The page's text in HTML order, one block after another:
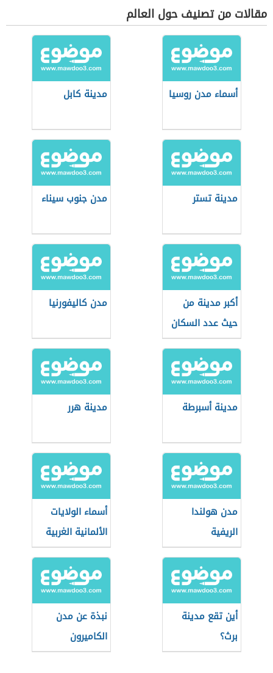
مقالات من تصنيف حول العالم
أسماء مدن روسيا مدينة كابل
مدينة تستر مدن جنوب سيناء
أكبر مدينة من
حيث عدد السكان
مدن كاليفورنيا
مدينة أسبرطة مدينة هرر
مدن هولندا
الريفية
أسماء الولايات
الألمانية الغربية
أين تقع مدينة
برث؟
نبذة عن مدن
الكاميرون